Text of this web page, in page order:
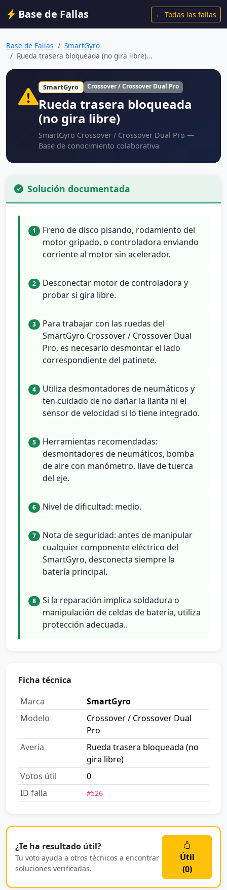
Base de Fallas ← Todas las fallas
Base de Fallas
SmartGyro
Rueda trasera bloqueada (no gira libre)...
SmartGyro Crossover / Crossover Dual Pro
Rueda trasera bloqueada
(no gira libre)
SmartGyro Crossover / Crossover Dual Pro —
Base de conocimiento colaborativa
Solución documentada
1
Freno de disco pisando, rodamiento del
motor gripado, o controladora enviando
corriente al motor sin acelerador.
2
Desconectar motor de controladora y
probar si gira libre.
3
Para trabajar con las ruedas del
SmartGyro Crossover / Crossover Dual
Pro, es necesario desmontar el lado
correspondiente del patinete.
4
Utiliza desmontadores de neumáticos y
ten cuidado de no dañar la llanta ni el
sensor de velocidad si lo tiene integrado.
5
Herramientas recomendadas:
desmontadores de neumáticos, bomba
de aire con manómetro, llave de tuerca
del eje.
6 Nivel de dificultad: medio.
7
Nota de seguridad: antes de manipular
cualquier componente eléctrico del
SmartGyro, desconecta siempre la
batería principal.
8
Si la reparación implica soldadura o
manipulación de celdas de batería, utiliza
protección adecuada..
Ficha técnica
Marca
SmartGyro
Modelo
Crossover / Crossover Dual
Pro
Avería
Rueda trasera bloqueada (no
gira libre)
Votos útil
0
ID falla
#526
¿Te ha resultado útil?
Tu voto ayuda a otros técnicos a encontrar
soluciones verificadas.
Útil
(0)